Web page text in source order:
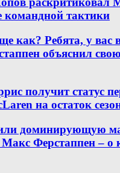
командной тактики
как? Ребята, у вас
объяснил
получит статус
на остаток
доминирующую
Ферстаппен – о